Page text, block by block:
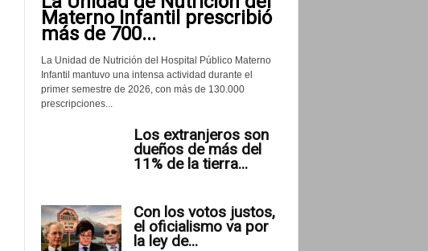
Materno Infantil prescribió
más de 700...
La Unidad de Nutrición del Hospital Público Materno
Infantil mantuvo una intensa actividad durante el
primer semestre de 2026, con más de 130.000
prescripciones...
Los extranjeros son
dueños de más del
11% de la tierra...
Con los votos justos,
el oficialismo va por
la ley de...